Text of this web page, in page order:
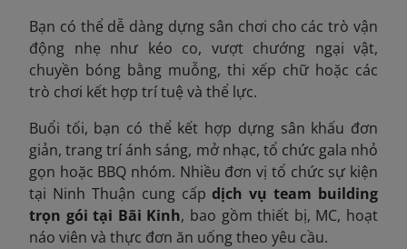
Bạn có thể dễ dàng dựng sân chơi cho các trò vận
động nhẹ như kéo co, vượt chướng ngại vật,
chuyền bóng bằng muỗng, thi xếp chữ hoặc các
trò chơi kết hợp trí tuệ và thể lực.
Buổi tối, bạn có thể kết hợp dựng sân khấu đơn
giản, trang trí ánh sáng, mở nhạc, tổ chức gala nhỏ
gọn hoặc BBQ nhóm. Nhiều đơn vị tổ chức sự kiện
tại Ninh Thuận cung cấpdịch vụ team building
trọn gói tại Bãi Kinh, bao gồm thiết bị, MC, hoạt
náo viên và thực đơn ăn uống theo yêu cầu.